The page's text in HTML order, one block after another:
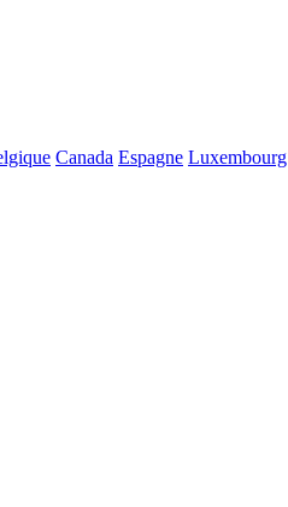
Canada Espagne Luxembourg